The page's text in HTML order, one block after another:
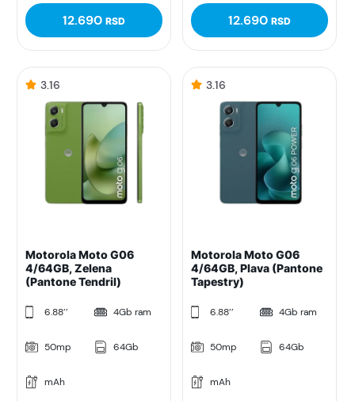
12.690 RSD 12.690 RSD
3.16
Motorola Moto G06
4/64GB, Zelena
(Pantone Tendril)
6.88’’ 4Gb ram
50mp 64Gb
mAh
3.16
Motorola Moto G06
4/64GB, Plava (Pantone
Tapestry)
6.88’’ 4Gb ram
50mp 64Gb
mAh